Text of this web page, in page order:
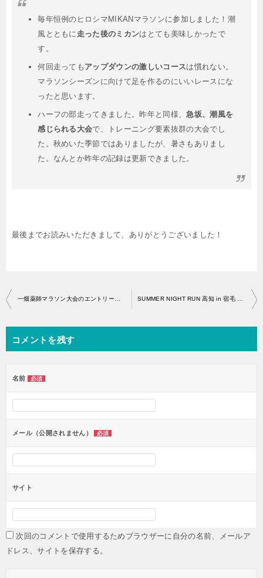
毎年恒例のヒロシマMIKANマラソンに参加しました！潮
風とともに 走った後のミカンはとても美味しかったで
す。
何回走っても アップダウンの激しいコースは慣れない。
マラソンシーズンに向けて足を作るのにいいレースにな
ったと思います。
ハーフの部走ってきました。昨年と同様、急坂、潮風を
感じられる大会で、トレーニング要素抜群の大会でし
た。秋めいた季節ではありましたが、暑さもありまし
た。なんとか昨年の記録は更新できました。
最後までお読みいただきまして、ありがとうございました！
投
稿
ナ
ビ
シ
ョ
ン
コメントを残す
名前 必須
メール（公開されません） 必須
サイト
次回のコメントで使用するためブラウザーに自分の名前、メールア
ドレス、サイトを保存する。